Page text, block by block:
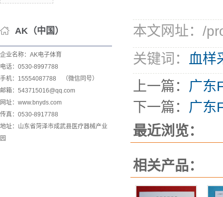
AK（中国）
企业名称：AK电子体育
电话：0530-8997788
手机：15554087788 （微信同号）
邮箱：543715016@qq.com
网址：www.bnyds.com
传真：0530-8917788
地址：山东省菏泽市成武县医疗器械产业
园
本文网址：/
关键词： 血样
上一篇： 广东
下一篇： 广东
最近浏览：
相关产品：